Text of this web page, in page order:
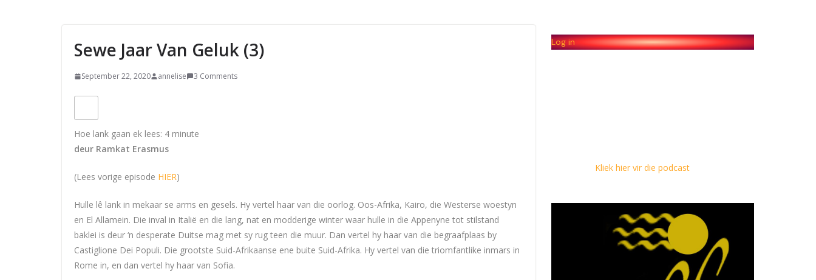
Sewe Jaar Van Geluk (3)
September 22, 2020 annelise 3 Comments
Hoe lank gaan ek lees: 4 minute
deur Ramkat Erasmus
(Lees vorige episode HIER)
Hulle lê lank in mekaar se arms en gesels. Hy vertel haar van die oorlog. Oos-Afrika, Kairo, die Westerse woestyn
en El Allamein. Die inval in Italië en die lang, nat en modderige winter waar hulle in die Appenyne tot stilstand
baklei is deur ‘n desperate Duitse mag met sy rug teen die muur. Dan vertel hy haar van die begraafplaas by
Castiglione Dei Populi. Die grootste Suid-Afrikaanse ene buite Suid-Afrika. Hy vertel van die triomfantlike inmars in
Rome in, en dan vertel hy haar van Sofia.
Log in
Kliek hier vir die podcast